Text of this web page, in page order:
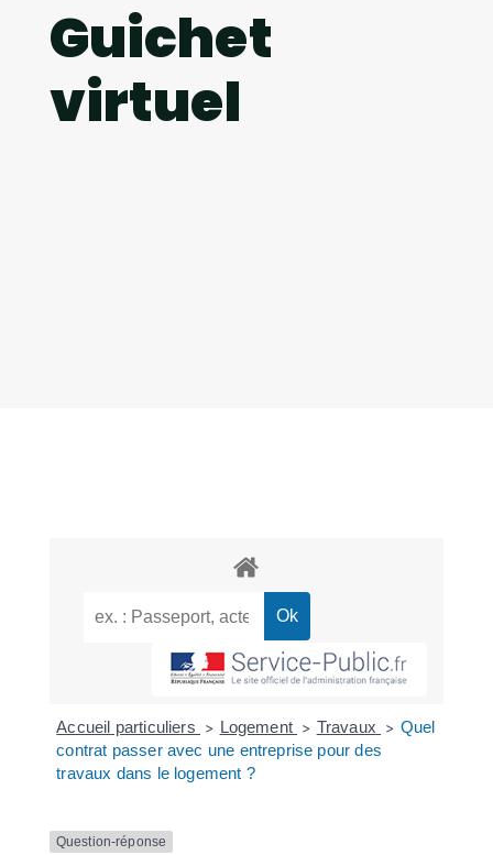
Guichet
virtuel
Accueil particuliers > Logement > Travaux > Quel
contrat passer avec une entreprise pour des
travaux dans le logement ?
Question-réponse